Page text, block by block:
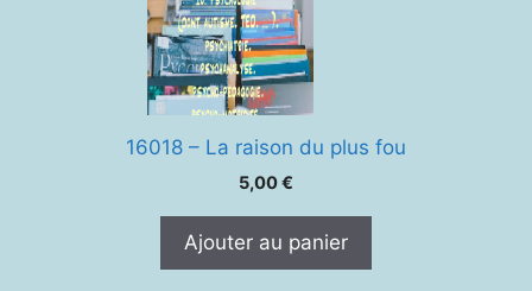
16018 – La raison du plus fou
5,00€
Ajouter au panier